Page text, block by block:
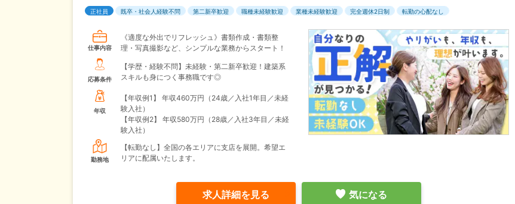
正社員 既卒・社会人経験不問 第二新卒歓迎 職種未経験歓迎 業種未経験歓迎 完全週休2日制 転勤の心配なし
仕事内容
《適度な外出でリフレッシュ》書類作成・書類整
理・写真撮影など、シンプルな業務からスタート！
応募条件
【学歴・経験不問】未経験・第二新卒歓迎！建築系
スキルも身につく事務職です◎
年収
【年収例1】
年収460万円（24歳／入社1年目／未経
験入社）
【年収例2】
年収580万円（28歳／入社3年目／未経
験入社）
勤務地
【転勤なし】全国の各エリアに支店を展開。希望エ
リアに配属いたします。
求人詳細を見る 気になる